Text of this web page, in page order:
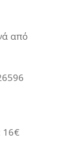
από
16€